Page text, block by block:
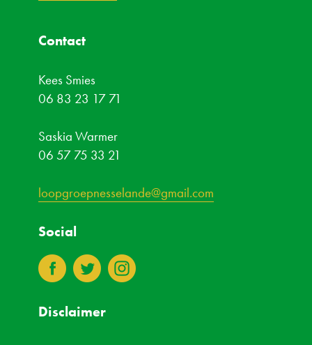
Contact
Kees Smies
06 83 23 17 71
Saskia Warmer
06 57 75 33 21
loopgroepnesselande@gmail.com
Social
3 4 8
Disclaimer